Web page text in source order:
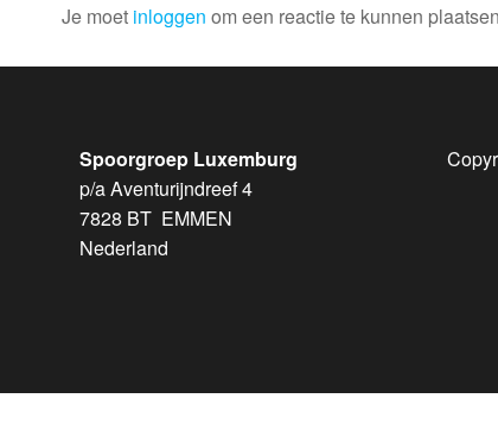
Je moet inloggen om een reactie te kunnen
Spoorgroep Luxemburg
p/a Aventurijndreef 4
7828 BT EMMEN
Nederland